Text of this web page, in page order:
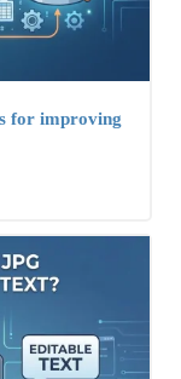
for improving